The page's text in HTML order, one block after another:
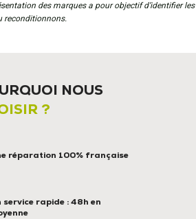
des marques a pour objectif d’identifier les
reconditionnons.
NOUS
?
réparation 100% française
service rapide : 48h en